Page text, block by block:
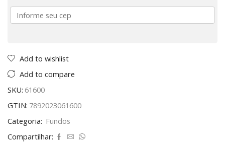
Add to wishlist
Add to compare
SKU: 61600
GTIN: 7892023061600
Categoria: Fundos
Compartilhar: